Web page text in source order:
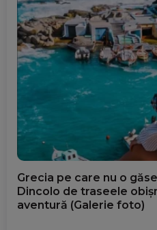
Grecia pe care nu o
Dincolo de traseele
aventură (Galerie foto)